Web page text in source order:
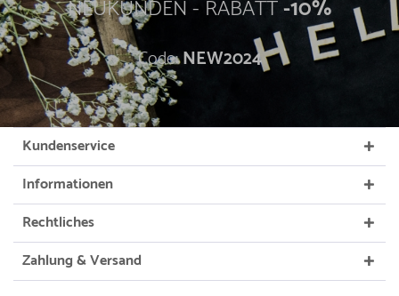
NEUKUNDEN - RABATT-10%
Code:NEW2024
Kundenservice
Informationen
Rechtliches
Zahlung & Versand